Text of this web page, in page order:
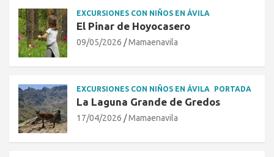
EXCURSIONES CON NIÑOS EN ÁVILA
El Pinar de Hoyocasero
09/05/2026 Mamaenavila
EXCURSIONES CON NIÑOS EN ÁVILA PORTADA
La Laguna Grande de Gredos
17/04/2026 Mamaenavila